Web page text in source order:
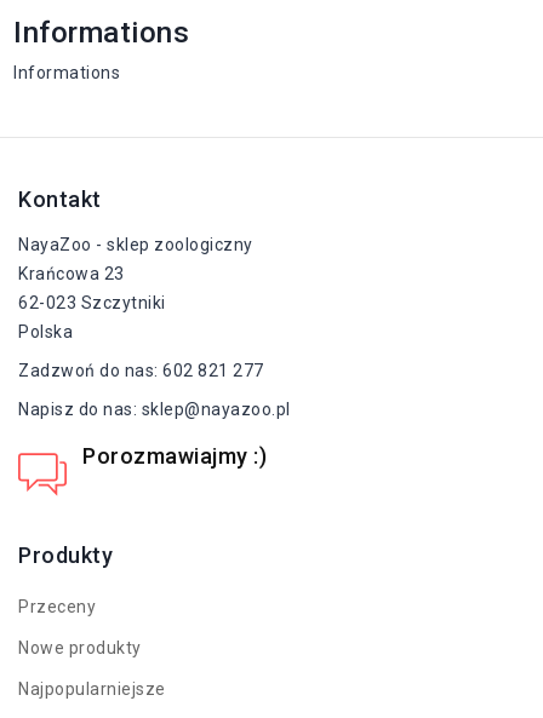
Informations
Informations
Kontakt
NayaZoo - sklep zoologiczny
Krańcowa 23
62-023 Szczytniki
Polska
Zadzwoń do nas: 602 821 277
Napisz do nas: sklep@nayazoo.pl
Porozmawiajmy :)
Produkty
Przeceny
Nowe produkty
Najpopularniejsze